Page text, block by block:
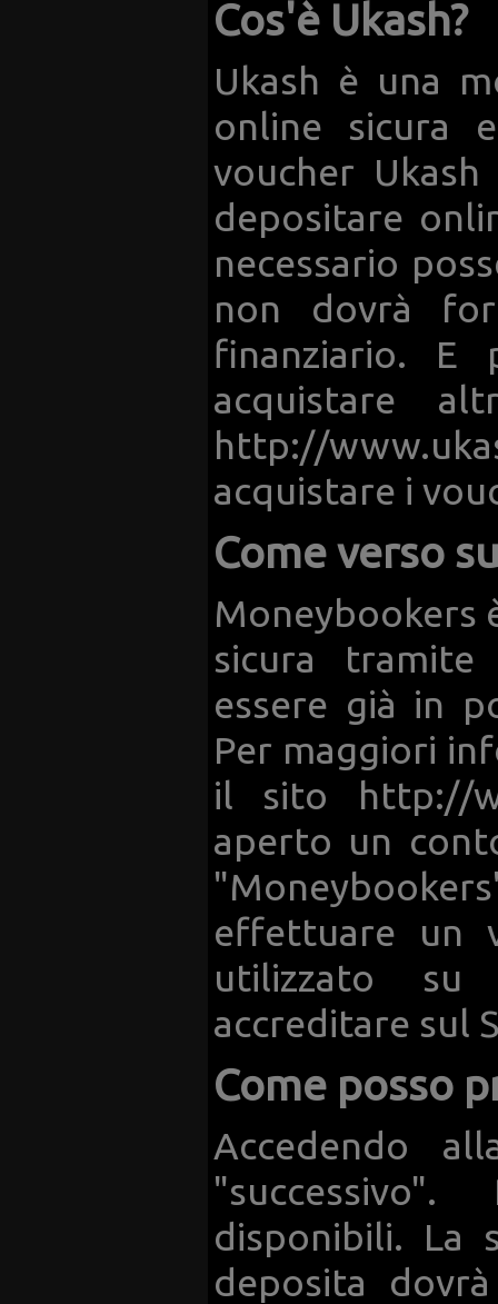
Cos'è Ukash?
Ukash è una
online sicura
voucher
depositare
necessario
non dovrà
finanziario. E
acquistare
http://
acquistare i
Come verso
Moneybookers
sicura
essere già in
Per maggiori
il sito http://
aperto un
effettuare un
utilizzato su
accreditare sul
Come posso
Accedendo
disponibili. La
deposita